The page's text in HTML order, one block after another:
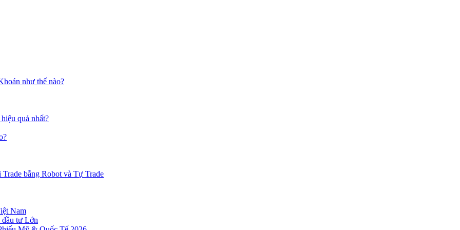
như thế nào?
quả nhất?
bằng Robot và Tự Trade
Nam
đầu tư Lớn